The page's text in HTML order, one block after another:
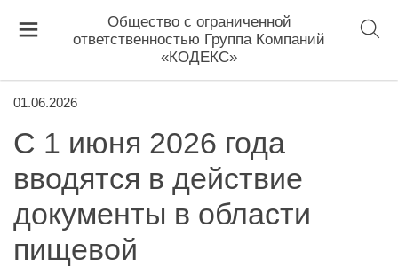
Общество с ограниченной
ответственностью Группа Компаний
«КОДЕКС»
01.06.2026
С 1 июня 2026 года
вводятся в действие
документы в области
пищевой